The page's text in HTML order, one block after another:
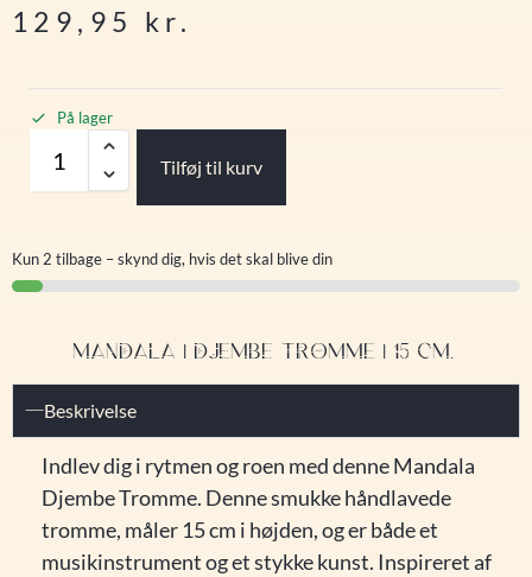
129,95 kr.
På lager
Tilføj til kurv
Kun 2 tilbage – skynd dig, hvis det skal blive din
MANDALA | DJEMBE TROMME | 15 CM.
Beskrivelse
Indlev dig i rytmen og roen med denne Mandala
Djembe Tromme. Denne smukke håndlavede
tromme, måler 15 cm i højden, og er både et
musikinstrument og et stykke kunst. Inspireret af